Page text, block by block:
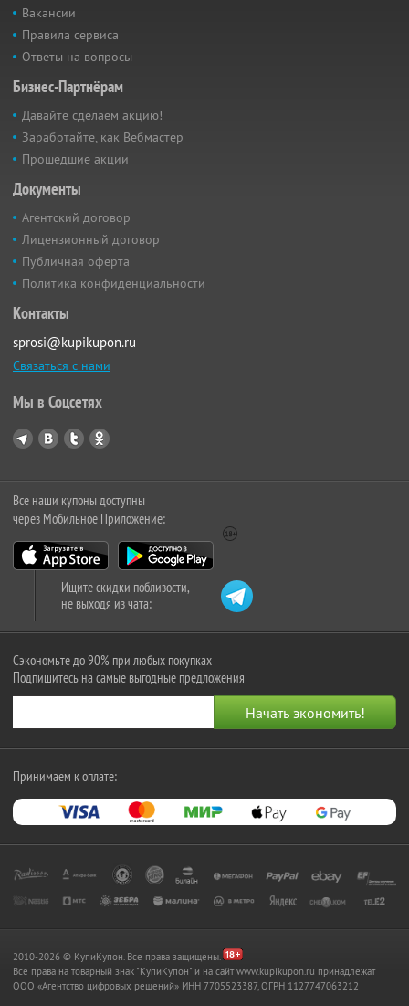
Вакансии
Правила сервиса
Ответы на вопросы
Бизнес-Партнёрам
Давайте сделаем акцию!
Заработайте, как Вебмастер
Прошедшие акции
Документы
Агентский договор
Лицензионный договор
Публичная оферта
Политика конфиденциальности
Контакты
sprosi@kupikupon.ru
Связаться с нами
Мы в Соцсетях
Все наши купоны доступны
через Мобильное Приложение:
Ищите скидки поблизости,
не выходя из чата:
Сэкономьте до 90% при любых покупках
Подпишитесь на самые выгодные предложения
Принимаем к оплате:
2010-2026 © КупиКупон. Все права защищены.
Все права на товарный знак "КупиКупон" и на сайт www.kupikupon.ru принадлежат
OOO «Агентство цифровых решений» ИНН 7705523387, ОГРН 1127747063212